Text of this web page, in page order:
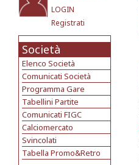
LOGIN
Registrati
Società
Elenco Società
Comunicati Società
Programma Gare
Tabellini Partite
Comunicati FIGC
Calciomercato
Svincolati
Tabella Promo&Retro